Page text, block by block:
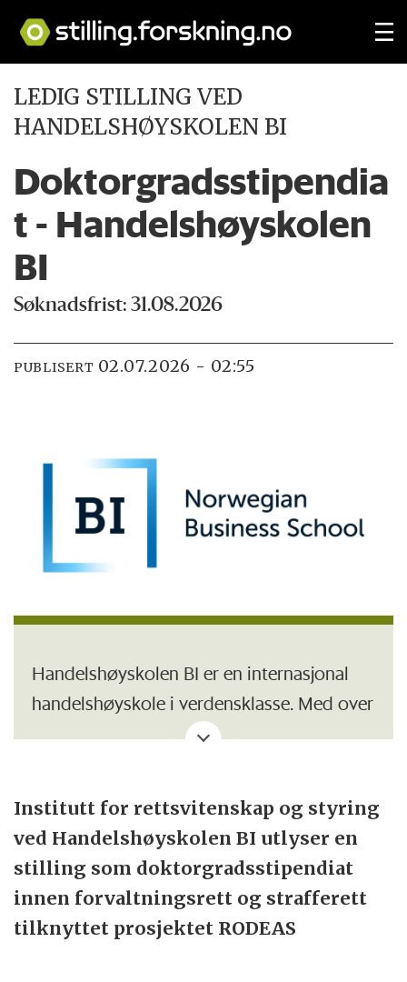
LEDIG STILLING VED
HANDELSHØYSKOLEN BI
Doktorgradsstipendia
t - Handelshøyskolen
BI
Søknadsfrist: 31.08.2026
PUBLISERT 02.07.2026 - 02:55
Handelshøyskolen BI er en internasjonal
handelshøyskole i verdensklasse. Med over
20.000 studenter, 1000 ansatte og 300.000
handelshøyskolene i Europa. BI tilbyr en
variert og omfattende portefølje av
bachelor-, master-, PhD-, og
videreutdanningsprogrammer og kurs. Våre
ulike partnerskap og samarbeid med
Institutt for rettsvitenskap og styring
ved Handelshøyskolen BI utlyser en
stilling som doktorgradsstipendiat
innen forvaltningsrett og strafferett
tilknyttet prosjektet RODEAS